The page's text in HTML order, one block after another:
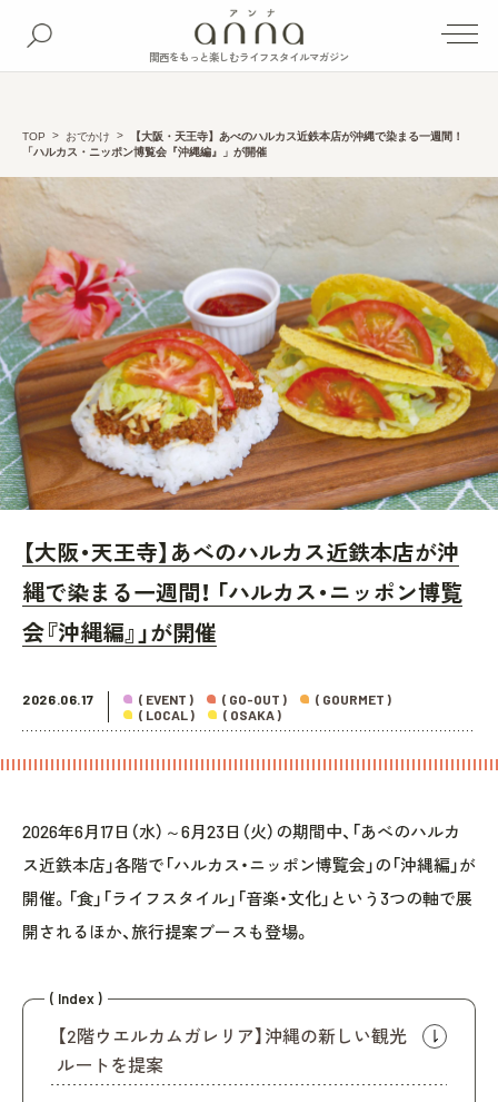
関西をもっと楽しむライフスタイルマガジン
TOP おでかけ
【大阪・天王寺】あべのハルカス近鉄本店が沖縄で染まる一週間！
「ハルカス・ニッポン博覧会『沖縄編』」が開催
【大阪・天王寺】あべのハルカス近鉄本店が沖
縄で染まる一週間！ 「ハルカス・ニッポン博覧
会『沖縄編』」が開催
2026.06.17 ( EVENT ) ( GO-OUT )
( GOURMET )
( LOCAL )
( OSAKA )
2026年6月17日（水）～6月23日（火）の期間中、「あべのハルカ
ス近鉄本店」各階で「ハルカス・ニッポン博覧会」の「沖縄編」が
開催。「食」「ライフスタイル」「音楽・文化」という3つの軸で展
開されるほか、旅行提案ブースも登場。
( Index )
【2階ウエルカムガレリア】沖縄の新しい観光
ルートを提案